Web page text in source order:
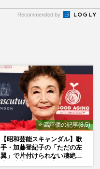
Recommended by
⭐ 高評価の記事(8.5)
【昭和芸能スキャンダル】歌
手・加藤登紀子の「ただの左
翼」で片付けられない凄絶半